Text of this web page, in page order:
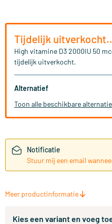
Tijdelijk
High vitamine D3 2000IU 50
tijdelijk uitverkocht.
Alternatief
Toon alle beschikbare
Notificatie
Stuur mij een email
Meer productinformatie
Kies een variant en voeg